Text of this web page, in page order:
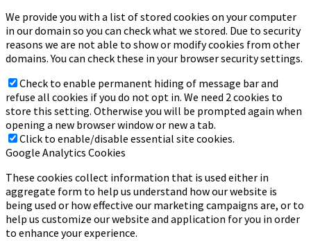
We provide you with a list of stored cookies on your computer
in our domain so you can check what we stored. Due to security
reasons we are not able to show or modify cookies from other
domains. You can check these in your browser security settings.
Check to enable permanent hiding of message bar and
refuse all cookies if you do not opt in. We need 2 cookies to
store this setting. Otherwise you will be prompted again when
opening a new browser window or new a tab.
Click to enable/disable essential site cookies.
Google Analytics Cookies
These cookies collect information that is used either in
aggregate form to help us understand how our website is
being used or how effective our marketing campaigns are, or to
help us customize our website and application for you in order
to enhance your experience.